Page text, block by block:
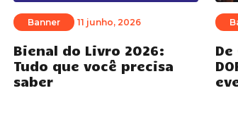
Banner 11 junho, 2026
Bienal do Livro 2026:
Tudo que você precisa
saber